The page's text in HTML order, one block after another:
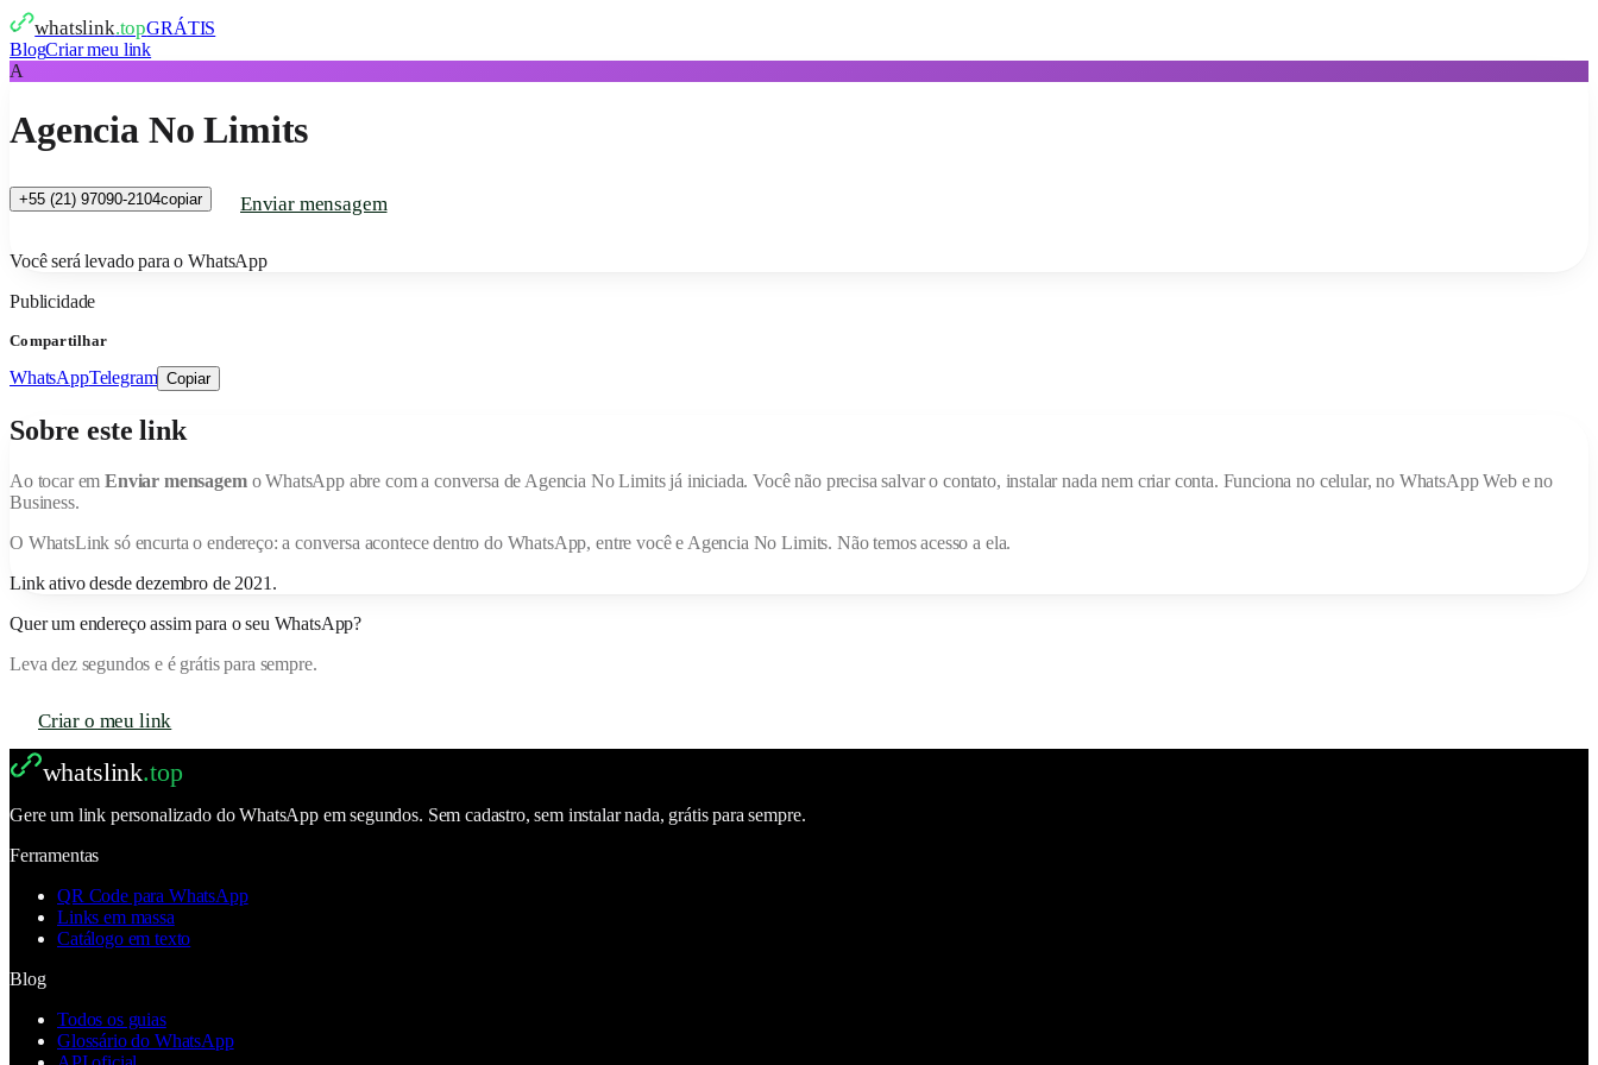
whatslink.topGRÁTIS
BlogCriar meu link
A
Agencia No Limits
+55 (21) 97090-2104copiar Enviar mensagem
Você será levado para o WhatsApp
Publicidade
Compartilhar
WhatsAppTelegram Copiar
Sobre este link
Ao tocar emEnviar mensagem o WhatsApp abre com a conversa de Agencia No Limitsjá iniciada. Você não precisa salvar o contato, instalar nada nem criar conta. Funciona no celular, no WhatsApp Web e no
Business.
O WhatsLink só encurta o endereço: a conversa acontece dentro do WhatsApp, entre você e Agencia No Limits. Não temos acesso a ela.
Link ativo desde dezembro de 2021 .
Quer um endereço assim para o seu WhatsApp?
Leva dez segundos e é grátis para sempre.
Criar o meu link
whatslink.top
Gere um link personalizado do WhatsApp em segundos. Sem cadastro, sem instalar nada, grátis para sempre.
Ferramentas
QR Code para WhatsApp
Links em massa
Catálogo em texto
Blog
Todos os guias
Glossário do WhatsApp